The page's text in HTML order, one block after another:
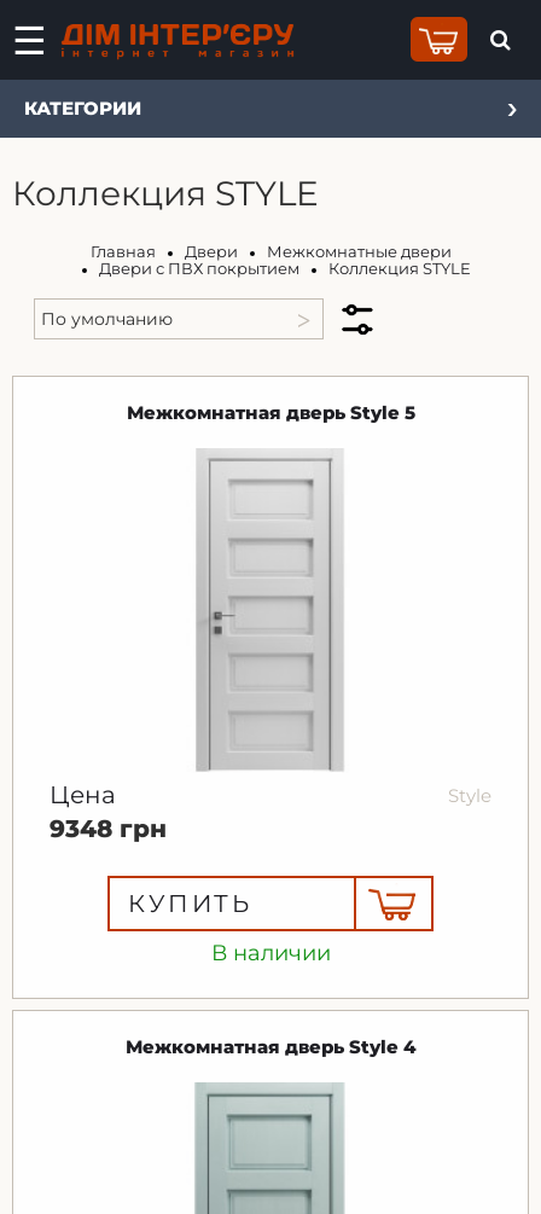
КАТЕГОРИИ
Коллекция STYLE
Главная Двери
Межкомнатные двери
Двери с ПВХ покрытием
Коллекция STYLE
В наличии
Межкомнатная дверь Style 5
Цена Style
9348 грн
КУПИТЬ
Межкомнатная дверь Style 4